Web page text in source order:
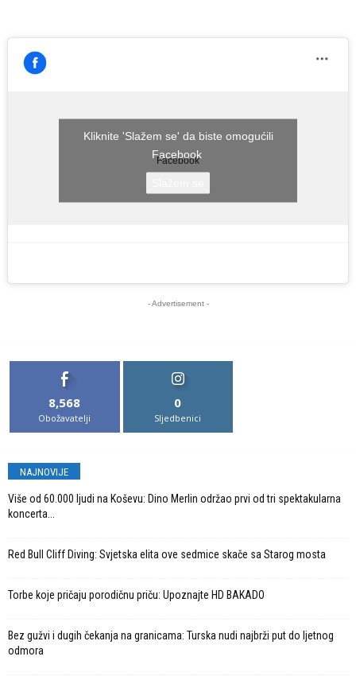
Facebook
Kliknite 'Slažem se' da biste omogućili
Facebook
- Advertisement -
8,568
Obožavatelji
0
Sljedbenici
NAJNOVIJE
Više od 60.000 ljudi na Koševu: Dino Merlin održao prvi od tri spektakularna
koncerta...
Red Bull Cliff Diving: Svjetska elita ove sedmice skače sa Starog mosta
Torbe koje pričaju porodičnu priču: Upoznajte HD BAKADO
Bez gužvi i dugih čekanja na granicama: Turska nudi najbrži put do ljetnog
odmora